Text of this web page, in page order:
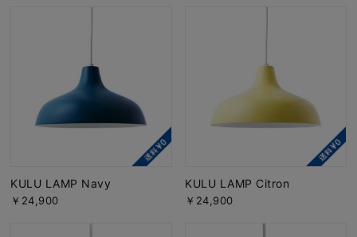
KULU LAMP Navy
￥24,900
KULU LAMP Citron
￥24,900